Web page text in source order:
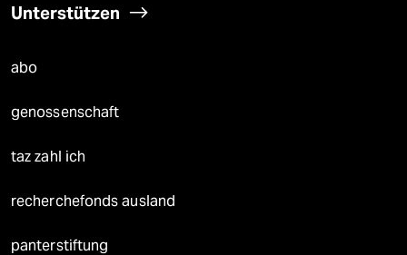
Unterstützen
abo
genossenschaft
taz zahl ich
recherchefonds ausland
panterstiftung